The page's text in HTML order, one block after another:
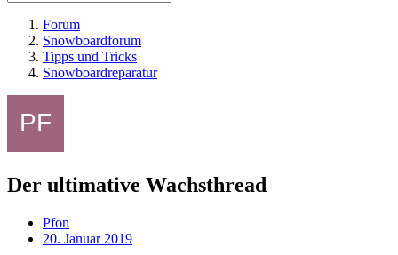
Forum
Snowboardforum
Tipps und Tricks
Snowboardreparatur
Der ultimative Wachsthread
Pfon
20. Januar 2019